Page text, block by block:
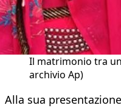
Il matrimonio tra
archivio Ap)
Alla sua presentazione